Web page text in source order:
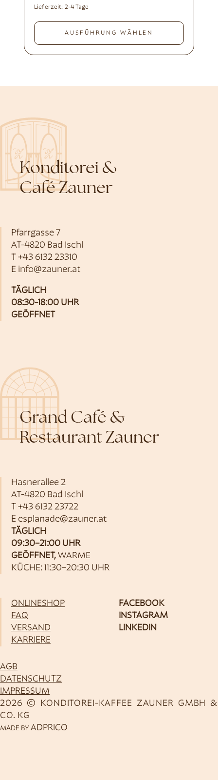
Lieferzeit: 2-4 Tage
AUSFÜHRUNG WÄHLEN
Konditorei &
Café Zauner
Pfarrgasse 7
AT-4820 Bad Ischl
T +43 6132 23310
E info@zauner.at
TÄGLICH
08:30-18:00 UHR
GEÖFFNET
Grand Café &
Restaurant Zauner
Hasnerallee 2
AT-4820 Bad Ischl
T +43 6132 23722
E esplanade@zauner.at
TÄGLICH
09:30–21:00 UHR
GEÖFFNET, WARME
KÜCHE: 11:30–20:30 UHR
ONLINESHOP
FAQ
VERSAND
KARRIERE
FACEBOOK
INSTAGRAM
LINKEDIN
2026 © KONDITOREI-KAFFEE ZAUNER GMBH &
CO. KG
AGB
DATENSCHUTZ
IMPRESSUM
MADE BY ADPRICO